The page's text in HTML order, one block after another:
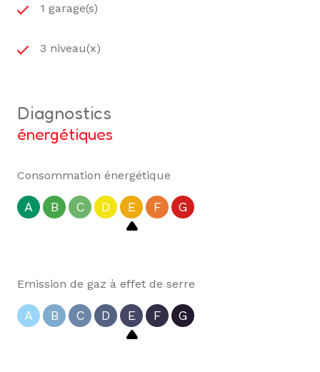
1 garage(s)
3 niveau(x)
diagnostics
énergétiques
Consommation énergétique
A B C D E F G
Emission de gaz à effet de serre
A B C D E F G